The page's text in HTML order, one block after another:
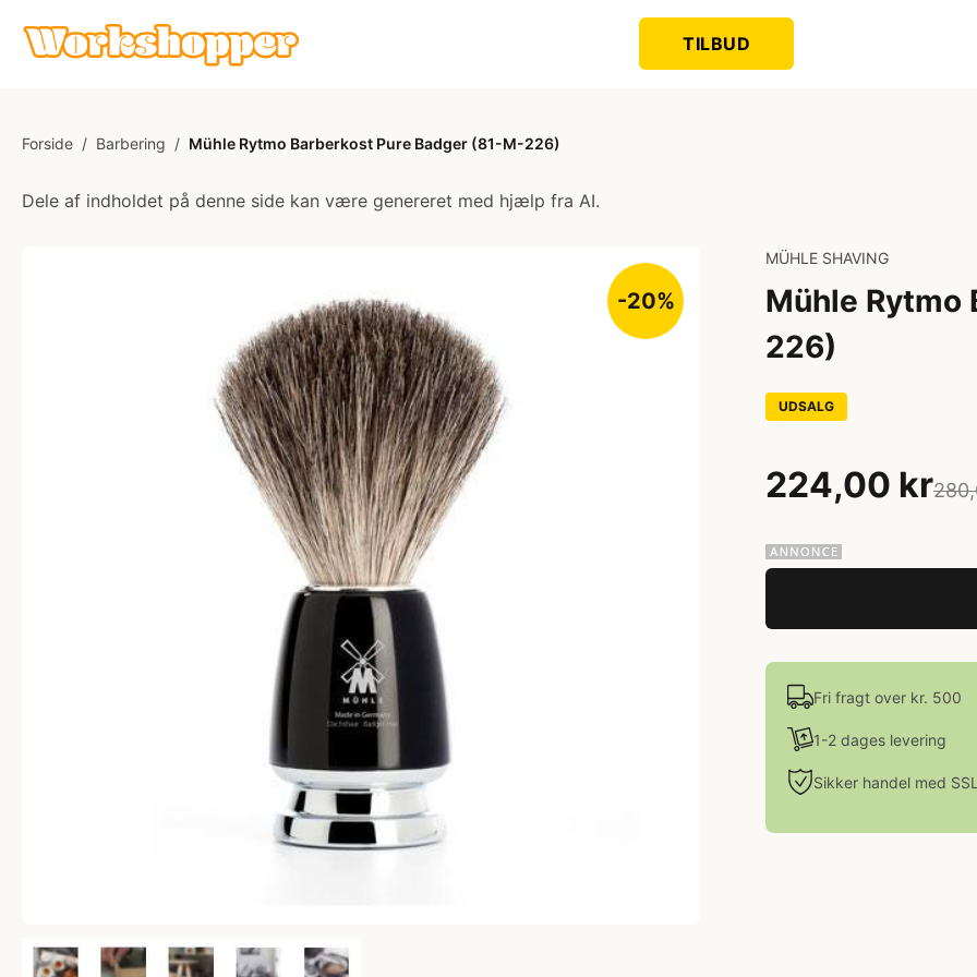
TILBUD
Forside / Barbering / Mühle Rytmo Barberkost Pure Badger (81-M-226)
Dele af indholdet på denne side kan være genereret med hjælp fra AI.
-20%
MÜHLE SHAVING
Mühle Rytmo
226)
UDSALG
224,00 kr
Fri fragt over kr. 500
1-2 dages levering
Sikker handel med SSL